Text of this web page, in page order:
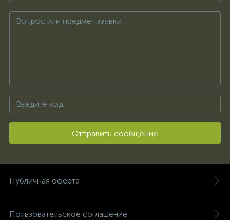
Отправить сообщение
Публичная оферта
Пользовательское соглашение